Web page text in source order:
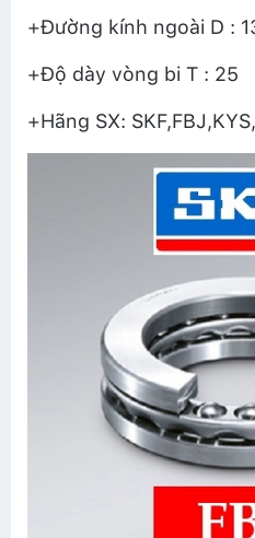
+Đường kính ngoài D :
+Độ dày vòng bi T : 25
+Hãng SX: